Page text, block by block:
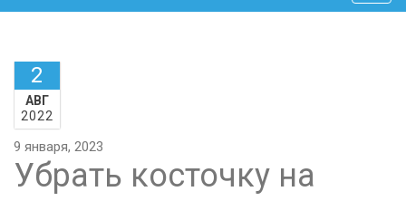
2
АВГ
2022
9 января, 2023
Убрать косточку на